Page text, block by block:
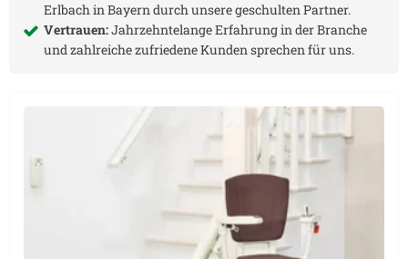
Erlbach in Bayerndurch unsere geschulten Partner.
Vertrauen:Jahrzehntelange Erfahrung in der Branche
und zahlreiche zufriedene Kunden sprechen für uns.